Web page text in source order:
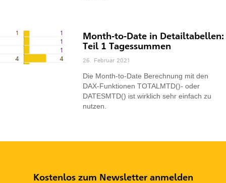
Month-to-Date in Detailtabellen:
Teil 1 Tagessummen
26. Februar 2021
Die Month-to-Date Berechnung mit den
DAX-Funktionen TOTALMTD()- oder
DATESMTD() ist wirklich sehr einfach zu
nutzen.
Kostenlos zum Newsletter anmelden